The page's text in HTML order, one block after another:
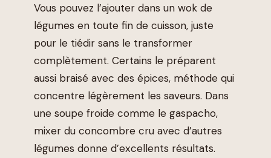
Vous pouvez l’ajouter dans un wok de
légumes en toute fin de cuisson, juste
pour le tiédir sans le transformer
complètement. Certains le préparent
aussi braisé avec des épices, méthode qui
concentre légèrement les saveurs. Dans
une soupe froide comme le gaspacho,
mixer du concombre cru avec d’autres
légumes donne d’excellents résultats.